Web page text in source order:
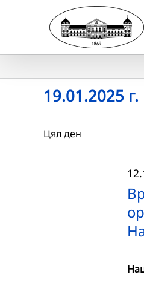
Събития
for
19.01.2025 г.
date.
Цял ден